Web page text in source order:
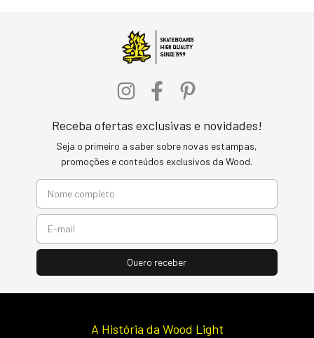
Receba ofertas exclusivas e novidades!
Seja o primeiro a saber sobre novas estampas,
promoções e conteúdos exclusivos da Wood.
A História da Wood Light